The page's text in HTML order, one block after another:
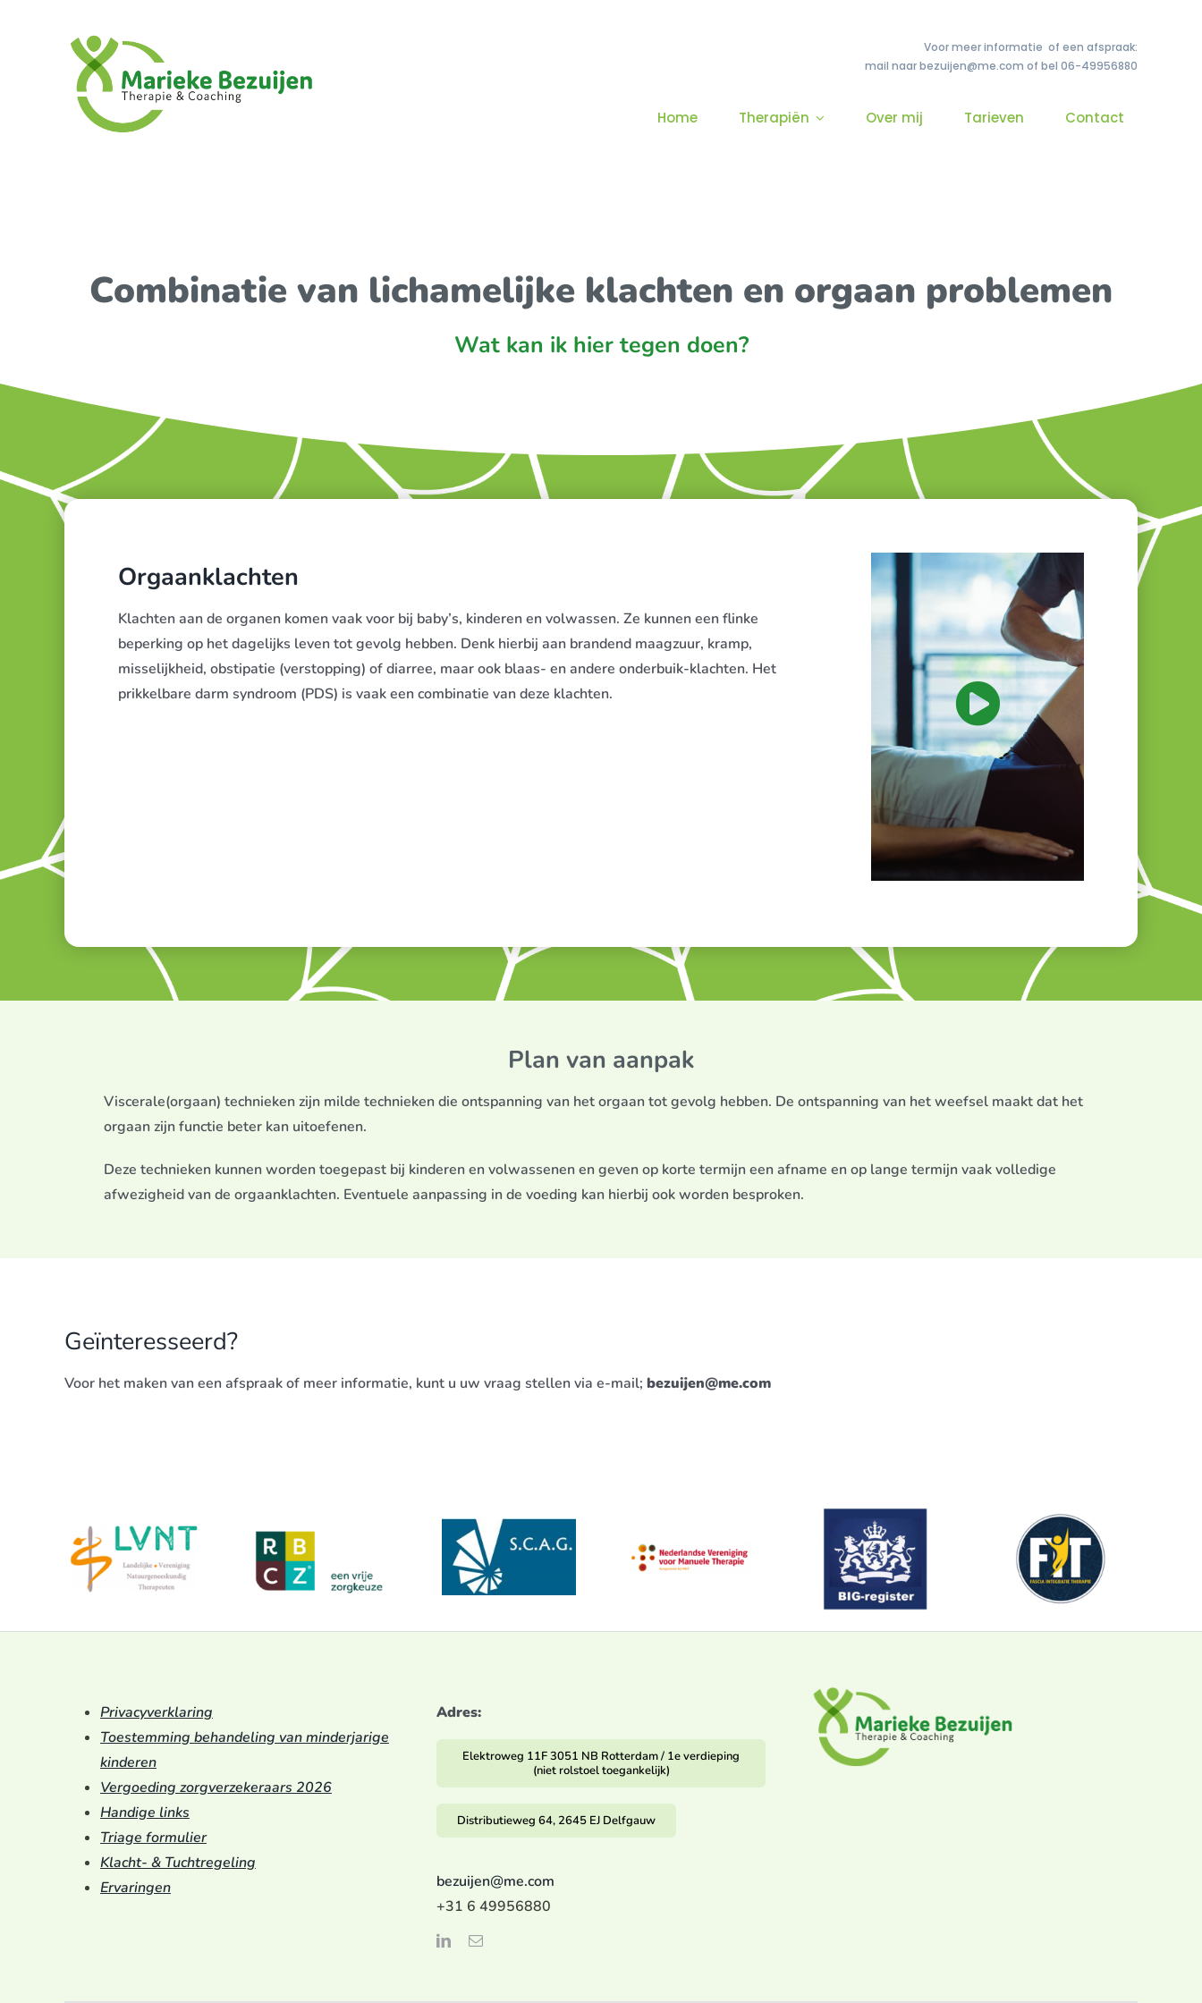
Voor meer informatie of een afspraak:
mail naar bezuijen@me.com of bel 06-49956880
Home Therapiën Over mij Tarieven Contact
Combinatie van lichamelijke klachten en orgaan problemen
Wat kan ik hier tegen doen?
Orgaanklachten
Klachten aan de organen komen vaak voor bij baby’s, kinderen en volwassen. Ze kunnen een flinke
beperking op het dagelijks leven tot gevolg hebben. Denk hierbij aan brandend maagzuur, kramp,
misselijkheid, obstipatie (verstopping) of diarree, maar ook blaas- en andere onderbuik-klachten. Het
prikkelbare darm syndroom (PDS) is vaak een combinatie van deze klachten.
Plan van aanpak
Viscerale(orgaan) technieken zijn milde technieken die ontspanning van het orgaan tot gevolg hebben. De ontspanning van het weefsel maakt dat het
orgaan zijn functie beter kan uitoefenen.
Deze technieken kunnen worden toegepast bij kinderen en volwassenen en geven op korte termijn een afname en op lange termijn vaak volledige
afwezigheid van de orgaanklachten. Eventuele aanpassing in de voeding kan hierbij ook worden besproken.
Geïnteresseerd?
Voor het maken van een afspraak of meer informatie, kunt u uw vraag stellen via e-mail; bezuijen@me.com
Privacyverklaring
Toestemming behandeling van minderjarige
kinderen
Vergoeding zorgverzekeraars 2026
Handige links
Triage formulier
Klacht- & Tuchtregeling
Ervaringen
Adres:
Elektroweg 11F 3051 NB Rotterdam / 1e verdieping
(niet rolstoel toegankelijk)
Distributieweg 64, 2645 EJ Delfgauw
bezuijen@me.com
+31 6 49956880